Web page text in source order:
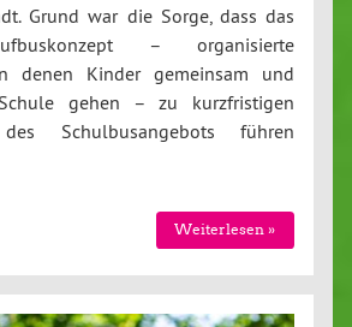
Grund war die Sorge, dass das
– organisierte
denen Kinder gemeinsam und
gehen – zu kurzfristigen
Schulbusangebots führen
Weiterlesen »